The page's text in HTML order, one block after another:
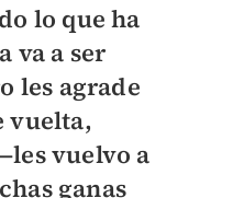
lo que ha
va a ser
les agrade
vuelta,
vuelvo a
ganas